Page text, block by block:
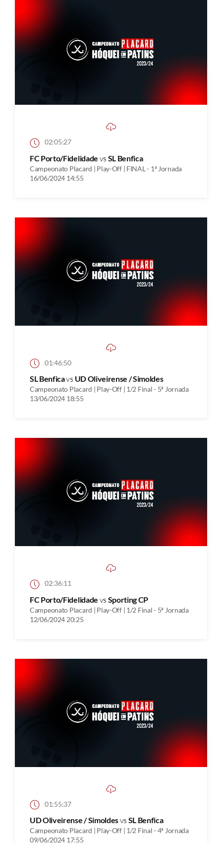
02:05:27
FC Porto/Fidelidade vs SL Benfica
Campeonato Placard | Play-Off | FINAL - 1ª Jornada
16/06/2024 14:55
01:46:50
SL Benficavs UD Oliveirense / Simoldes
Campeonato Placard | Play-Off | 1/2 Final - 5ª Jornada
13/06/2024 18:55
02:36:11
FC Porto/Fidelidade vs Sporting CP
Campeonato Placard | Play-Off | 1/2 Final - 5ª Jornada
12/06/2024 20:25
01:55:37
UD Oliveirense / Simoldesvs SL Benfica
Campeonato Placard | Play-Off | 1/2 Final - 4ª Jornada
09/06/2024 17:55